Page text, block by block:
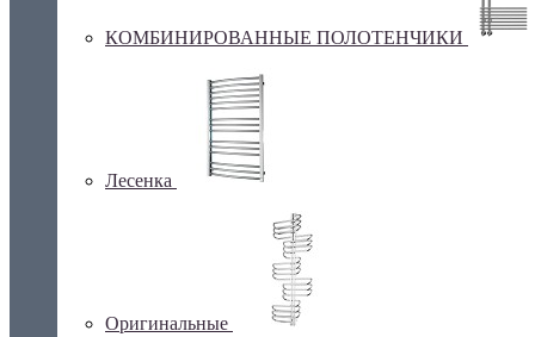
КОМБИНИРОВАННЫЕ ПОЛОТЕНЧИКИ
Лесенка
Оригинальные